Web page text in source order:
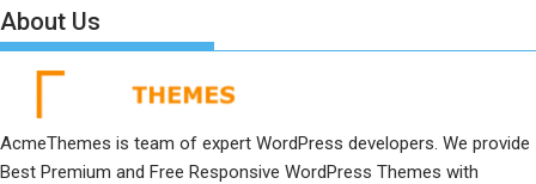
About Us
AcmeThemes is team of expert WordPress developers. We provide
Best Premium and Free Responsive WordPress Themes with